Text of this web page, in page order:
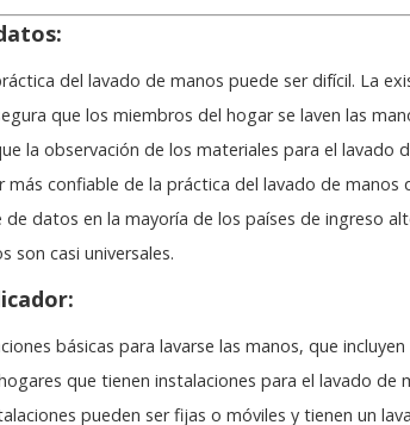
del lavado de manos puede ser difícil. La
que los miembros del hogar se laven las
la observación de los materiales para el lavado
más confiable de la práctica del lavado de manos
datos en la mayoría de los países de ingreso
son casi universales.
básicas para lavarse las manos, que
que tienen instalaciones para el lavado de
pueden ser fijas o móviles y tienen un